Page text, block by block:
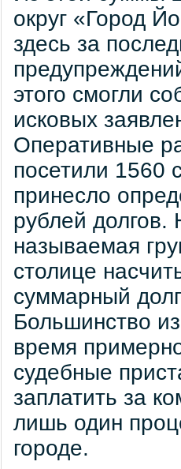
округ «Город
здесь за
этого смогли
исковых
Оперативные
посетили 1560
принесло
рублей долгов.
называемая
столице
суммарный
Большинство
время
судебные
заплатить за
лишь один
городе.